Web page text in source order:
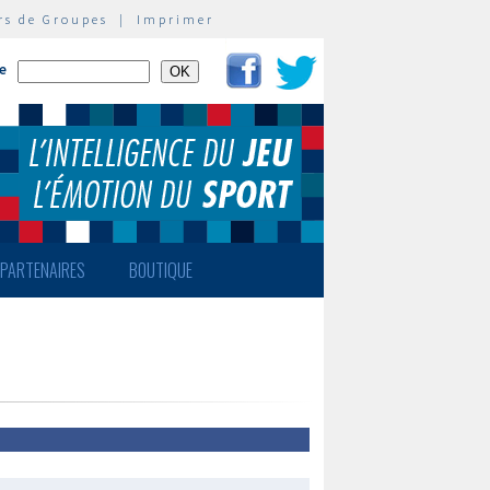
de Groupes | Imprimer
PARTENAIRES BOUTIQUE